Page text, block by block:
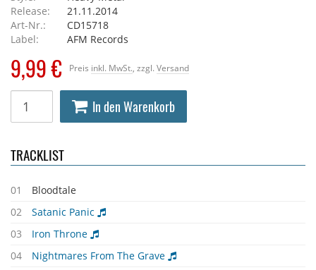
Release:
21.11.2014
Art-Nr.:
CD15718
Label:
AFM Records
Preis inkl. MwSt. , zzgl. Versand
9,99 €
In den Warenkorb
TRACKLIST
01
Bloodtale
02
Satanic Panic
03
Iron Throne
04
Nightmares From The Grave